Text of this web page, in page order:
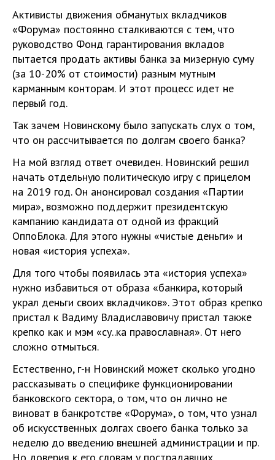
Активисты движения обманутых вкладчиков
«Форума» постоянно сталкиваются с тем, что
руководство Фонд гарантирования вкладов
пытается продать активы банка за мизерную суму
(за 10-20% от стоимости) разным мутным
карманным конторам. И этот процесс идет не
первый год.
Так зачем Новинскому было запускать слух о том,
что он рассчитывается по долгам своего банка?
На мой взгляд ответ очевиден. Новинский решил
начать отдельную политическую игру с прицелом
на 2019 год. Он анонсировал создания «Партии
мира», возможно поддержит президентскую
кампанию кандидата от одной из фракций
ОппоБлока. Для этого нужны «чистые деньги» и
новая «история успеха».
Для того чтобы появилась эта «история успеха»
нужно избавиться от образа «банкира, который
украл деньги своих вкладчиков». Этот образ крепко
пристал к Вадиму Владиславовичу пристал также
крепко как и мэм «су..ка православная». От него
сложно отмыться.
Естественно, г-н Новинский может сколько угодно
рассказывать о специфике функционировании
банковского сектора, о том, что он лично не
виноват в банкротстве «Форума», о том, что узнал
об искусственных долгах своего банка только за
неделю до введению внешней администрации и пр.